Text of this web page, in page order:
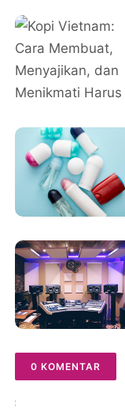
0 KOMENTAR